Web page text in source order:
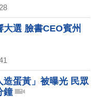
大選 臉書CEO賓州
造蛋黃」被曝光 民眾
鐘